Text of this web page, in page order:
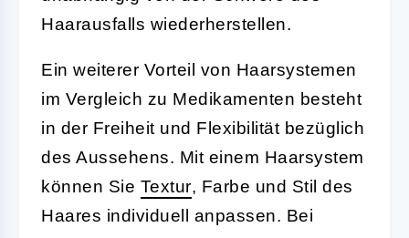
Haarausfalls wiederherstellen.
Ein weiterer Vorteil von Haarsystemen
im Vergleich zu Medikamenten besteht
in der Freiheit und Flexibilität bezüglich
des Aussehens. Mit einem Haarsystem
können Sie Textur, Farbe und Stil des
Haares individuell anpassen. Bei